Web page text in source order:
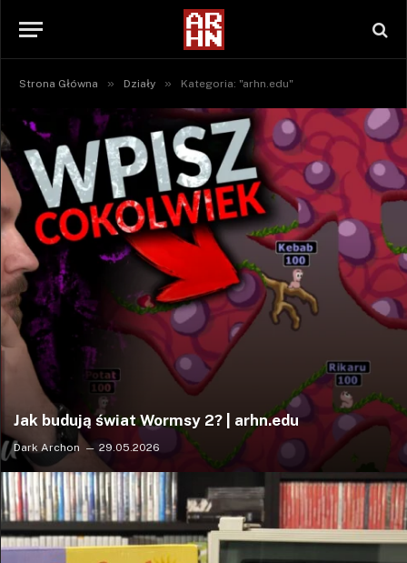
Strona Główna » Działy » Kategoria: "arhn.edu"
Jak budują świat Wormsy 2? | arhn.edu
Dark Archon 29.05.2026